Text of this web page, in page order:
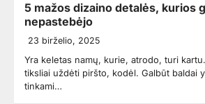
5 mažos dizaino detalės, kurios
nepastebėjo
23 birželio, 2025
Yra keletas namų, kurie, atrodo, turi
tiksliai uždėti piršto, kodėl. Galbūt baldai
tinkami…